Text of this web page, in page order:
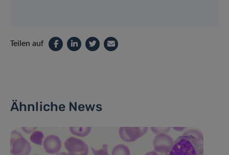
Teilen auf
Ähnliche News